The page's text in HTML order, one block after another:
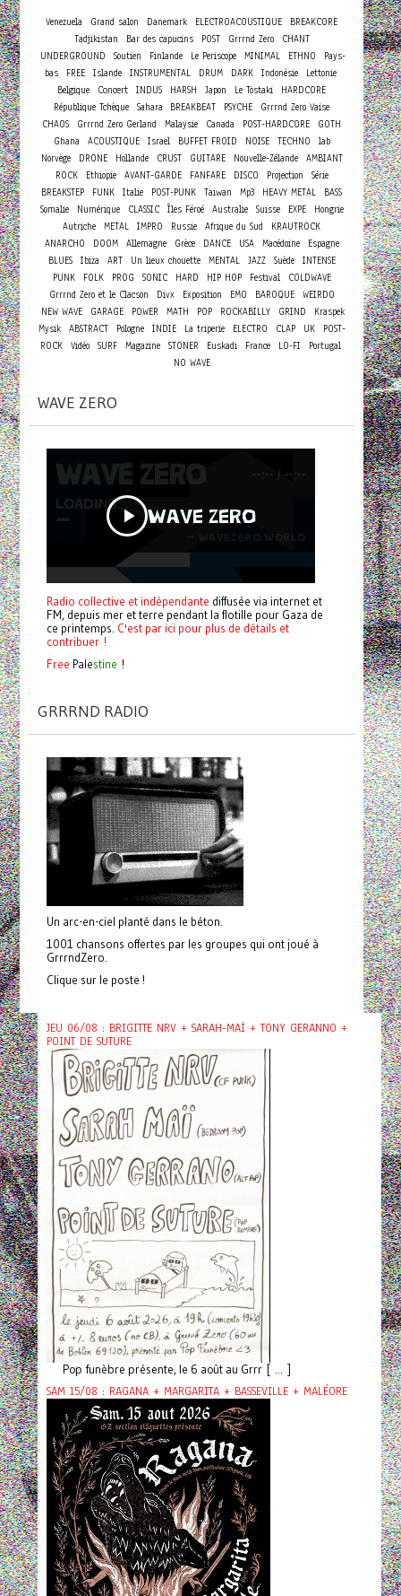
Venezuela Grand salon Danemark ELECTROACOUSTIQUE
BREAKCORE
Tadjikistan
Bar des capucins POST Grrrnd Zero
CHANT
UNDERGROUND
Soutien Finlande Le Periscope MINIMAL ETHNO
Pays-
bas
FREE Islande INSTRUMENTAL DRUM DARK Indonésie
Lettonie
Belgique
Concert INDUS HARSH Japon Le Tostaki
HARDCORE
République Tchèque Sahara BREAKBEAT PSYCHE
Grrrnd Zero Vaise
CHAOS
Grrrnd Zero Gerland Malaysie Canada POST-HARDCORE
GOTH
Ghana
ACOUSTIQUE Israel BUFFET FROID NOISE TECHNO
lab
Norvège
DRONE Hollande CRUST GUITARE Nouvelle-Zélande
AMBIANT
ROCK
Ethiopie AVANT-GARDE FANFARE DISCO Projection
Série
BREAKSTEP
FUNK Italie POST-PUNK Taiwan Mp3 HEAVY METAL
BASS
Somalie
Numérique CLASSIC Îles Féroé Australie Suisse EXPE
Hongrie
Autriche METAL IMPRO Russie Afrique du Sud
KRAUTROCK
ANARCHO
DOOM Allemagne Grèce DANCE USA Macédoine
Espagne
BLUES
Ibiza ART Un lieux chouette MENTAL JAZZ Suède
INTENSE
PUNK
FOLK PROG SONIC HARD HIP HOP Festival
COLDWAVE
Grrrnd Zero et le Clacson
Divx Exposition EMO BAROQUE
WEIRDO
NEW WAVE
GARAGE POWER MATH POP ROCKABILLY GRIND
Kraspek
Mysik
ABSTRACT Pologne INDIE La triperie ELECTRO CLAP UK
POST-
ROCK Vidéo SURF Magazine STONER Euskadi France LO-FI
Portugal
NO WAVE
WAVE ZERO
Radio collective et indépendante diffusée via internet et
FM, depuis mer et terre pendant la flotille pour Gaza de
ce printemps. C'est par ici pour plus de détails et
contribuer !
Free Palestine !
GRRRND RADIO
Un arc-en-ciel planté dans le béton.
1001 chansons offertes par les groupes qui ont joué à
GrrrndZero.
Clique sur le poste !
JEU 06/08 : BRIGITTE NRV + SARAH-MAÏ + TONY GERANNO +
POINT DE SUTURE
Pop funèbre présente, le 6 août au Grrr [ ... ]
SAM 15/08 : RAGANA + MARGARITA + BASSEVILLE + MALÉORE